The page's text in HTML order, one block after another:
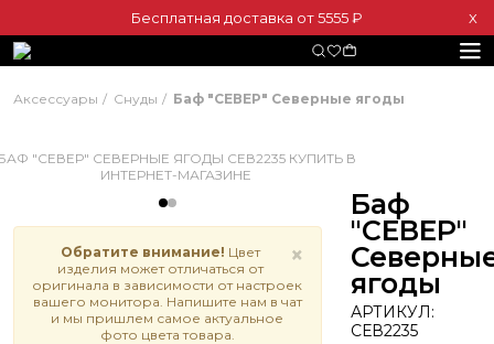
Бесплатная доставка от 5555 ₽ Х
Аксессуары Снуды Баф "СЕВЕР" Северные ягоды
×
Обратите внимание! Цвет
изделия может отличаться от
оригинала в зависимости от настроек
вашего монитора. Напишите нам в чат
и мы пришлем самое актуальное
фото цвета товара.
Баф
"СЕВЕР"
ягоды
АРТИКУЛ:
СЕВ2235